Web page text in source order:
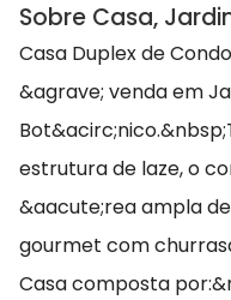
Sobre Casa,
Casa Duplex de
&agrave; venda em
estrutura de laze, o
&aacute;rea ampla
gourmet com
Casa composta